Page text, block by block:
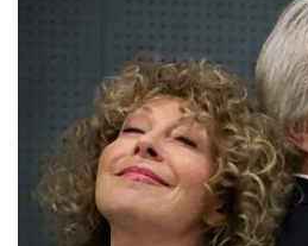
LORD OF THE DANCE -
Katowice
0.24 km